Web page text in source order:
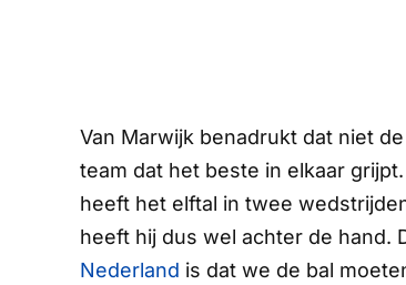
Van Marwijk benadrukt dat niet
team dat het beste in elkaar
heeft het elftal in twee
heeft hij dus wel achter de hand.
Nederland is dat we de bal